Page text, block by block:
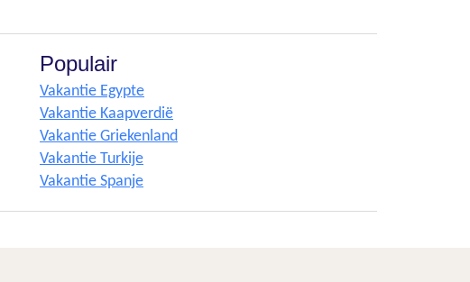
Populair
Vakantie Egypte
Vakantie Kaapverdië
Vakantie Griekenland
Vakantie Turkije
Vakantie Spanje